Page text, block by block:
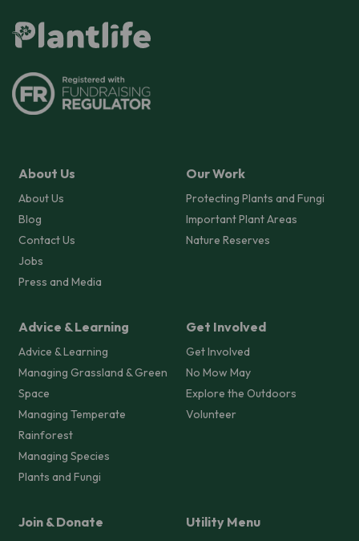
About Us
About Us
Blog
Contact Us
Jobs
Press and Media
Our Work
Protecting Plants and Fungi
Important Plant Areas
Nature Reserves
Advice & Learning
Advice & Learning
Managing Grassland & Green
Space
Managing Temperate
Rainforest
Managing Species
Plants and Fungi
Get Involved
Get Involved
No Mow May
Explore the Outdoors
Volunteer
Join & Donate Utility Menu